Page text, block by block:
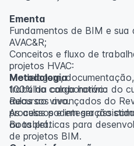
Ementa
Fundamentos de BIM e
AVAC&R;
Conceitos e fluxo de
projetos HVAC:
Modelagem,
trabalho colaborativo:
Recursos avançados do
processos e integração
Boas práticas para
de projetos BIM.
Metodologia
100% da carga horária do
aulas ao vivo.
As aulas podem ser
ou tablet.